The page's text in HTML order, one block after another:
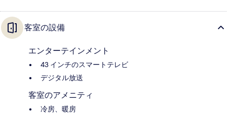
客室の設備
エンターテインメント
43 インチのスマートテレビ
デジタル放送
客室のアメニティ
冷房、暖房